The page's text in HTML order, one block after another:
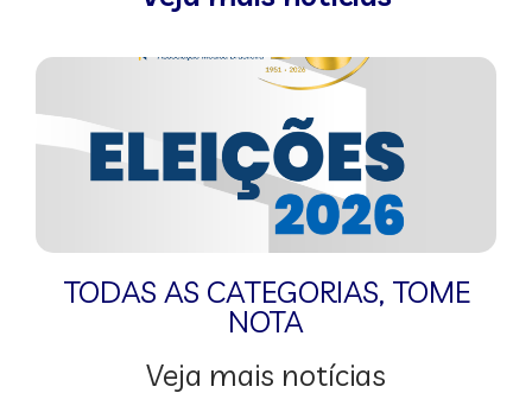
TODAS AS CATEGORIAS, TOME
NOTA
Veja mais notícias